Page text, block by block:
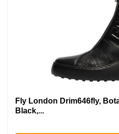
Fly London Drim646fly,
Black,...